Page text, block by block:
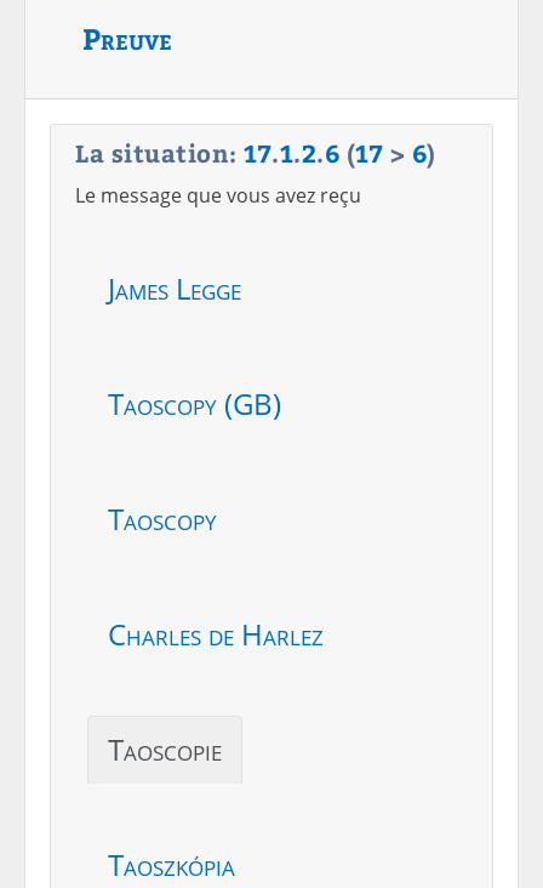
Preuve
La situation: 17.1.2.6 (17 > 6)
Le message que vous avez reçu
James Legge
Taoscopy (GB)
Taoscopy
Charles de Harlez
Taoscopie
Taoszkópia